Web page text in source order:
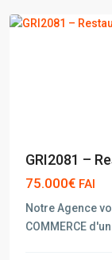
GRI2081 –
75.000€ FAI
Notre Agence
COMMERCE